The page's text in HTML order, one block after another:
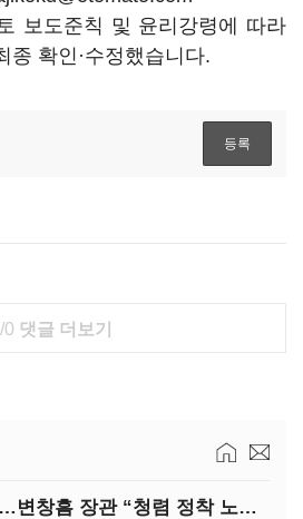
보도준칙 및 윤리강령에 따라
종 확인·수정했습니다.
0 댓글 더보기
LH직원 투기 의혹…변창흠 장관 “청렴 정착 노력해야”